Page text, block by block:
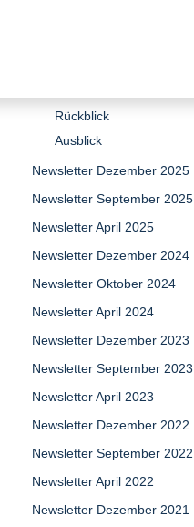
Rückblick
Ausblick
Newsletter Dezember 2025
Newsletter September 2025
Newsletter April 2025
Newsletter Dezember 2024
Newsletter Oktober 2024
Newsletter April 2024
Newsletter Dezember 2023
Newsletter September 2023
Newsletter April 2023
Newsletter Dezember 2022
Newsletter September 2022
Newsletter April 2022
Newsletter Dezember 2021